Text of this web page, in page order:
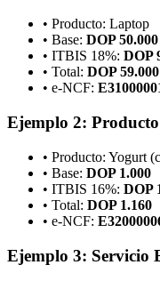
• Producto: Laptop
• Base: DOP 50.000
• ITBIS 18%: DOP
• Total: DOP 59.000
• e-NCF:
Ejemplo 2:
• Producto: Yogurt
• Base: DOP 1.000
• ITBIS 16%: DOP
• Total: DOP 1.160
• e-NCF:
Ejemplo 3: Servicio